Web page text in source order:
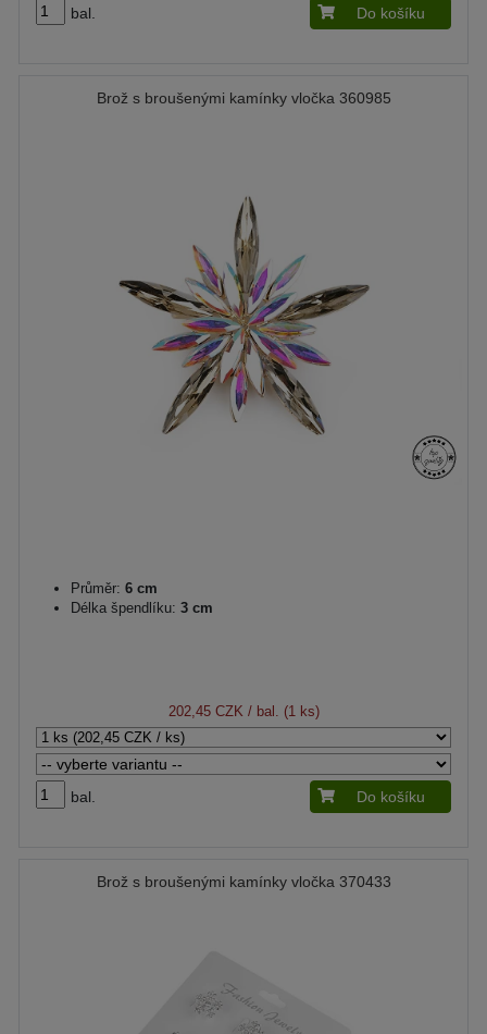
bal. Do košíku
Brož s broušenými kamínky vločka 360985
Průměr: 6 cm
Délka špendlíku: 3 cm
202,45 CZK / bal. (1 ks)
bal. Do košíku
Brož s broušenými kamínky vločka 370433